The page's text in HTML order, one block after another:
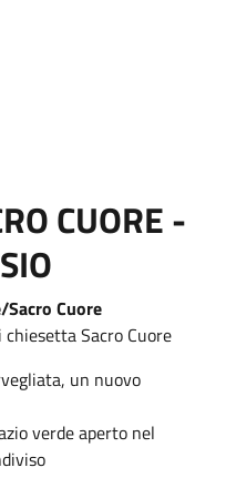
CUORE -
Cuore
Sacro Cuore
un nuovo
verde aperto nel